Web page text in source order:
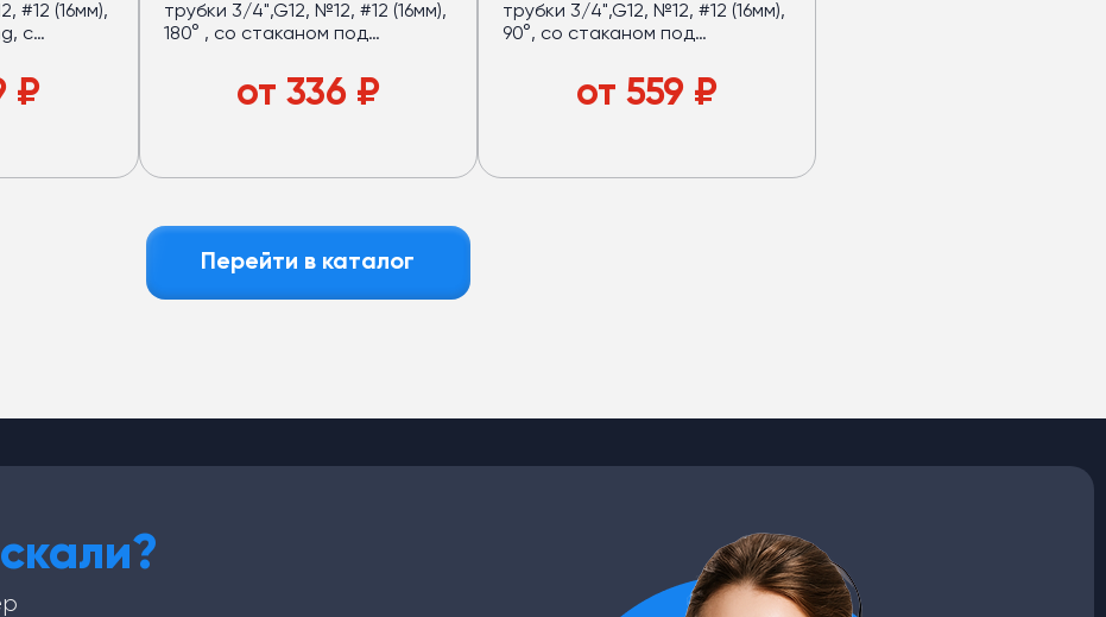
#12 (16мм),
с
₽
трубки 3/4",G12, №12, #12 (16мм),
180° , со стаканом под
от 336 ₽
трубки 3/4",G12, №12, #12 (16мм),
90°, со стаканом под
с заправочным портом L
(13мм)R134a.
от 559 ₽
Перейти в каталог